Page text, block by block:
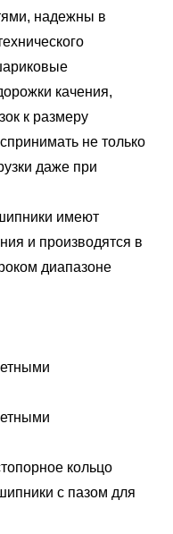
надежны в
качения,
к размеру
не только
даже при
имеют
и производятся в
диапазоне
кольцо
с пазом для